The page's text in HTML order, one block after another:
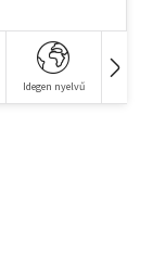
Idegen nyelvű